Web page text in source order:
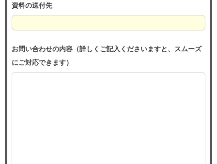
資料の送付先
お問い合わせの内容（詳しくご記入くださいますと、スムーズ
にご対応できます）